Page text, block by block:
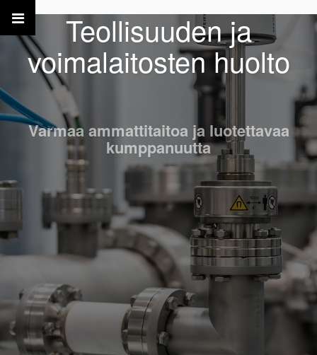
Teollisuuden ja
voimalaitosten huolto
Varmaa ammattitaitoa ja luotettavaa
kumppanuutta